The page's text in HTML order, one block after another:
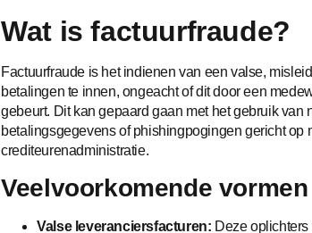
Wat is factuurfraude?
Factuurfraude is het indienen van een valse,
betalingen te innen, ongeacht of dit door een
gebeurt. Dit kan gepaard gaan met het gebruik
betalingsgegevens of phishingpogingen gericht op
crediteurenadministratie.
Veelvoorkomende
Valse leveranciersfacturen: Deze